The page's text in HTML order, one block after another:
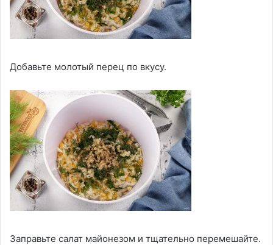
Добавьте молотый перец по вкусу.
Заправьте салат майонезом и тщательно перемешайте.